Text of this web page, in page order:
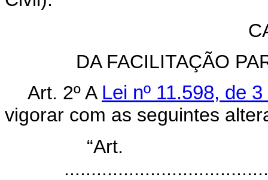
DA FACILITAÇÃO
Art. 2º A Lei nº 11.598, de
vigorar com as seguintes